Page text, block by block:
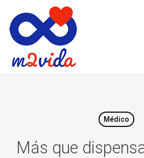
main
Médico
Más que